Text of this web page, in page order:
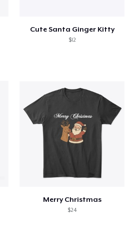
Cute Santa Ginger Kitty
$12
Merry Christmas
$24